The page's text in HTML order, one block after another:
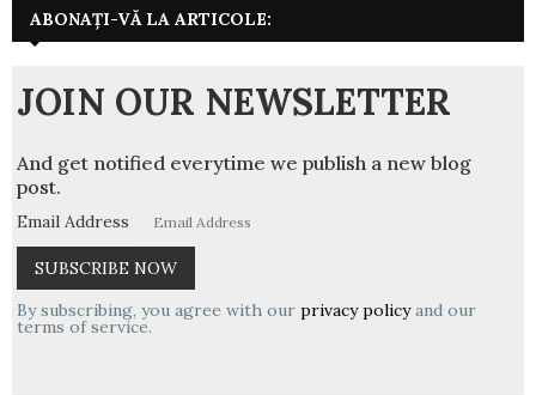
ABONAȚI-VĂ LA ARTICOLE:
JOIN OUR NEWSLETTER
And get notified everytime we publish a new blog
post.
Email Address
By subscribing, you agree with our privacy policyand our
terms of service.